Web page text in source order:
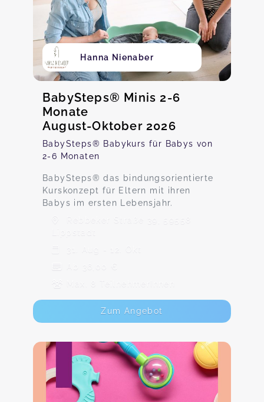
Hanna Nienaber
BabySteps® Minis 2-6
Monate
August-Oktober 2026
BabySteps® Babykurs für Babys von
2-6 Monaten
BabySteps® das bindungsorientierte
Kurskonzept für Eltern mit ihren
Babys im ersten Lebensjahr.
Rebbeker Straße 39, 59558
31. Aug - 12. Okt
Ab 36,00 €
Max. 8 TeilnehmerInnen
Zum Angebot